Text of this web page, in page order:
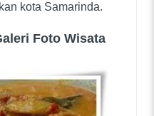
kota Samarinda.
Foto Wisata